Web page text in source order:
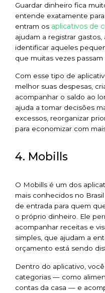
Guardar dinheiro fica
entende exatamente
entram os aplicativos de
ajudam a registrar
identificar aqueles
que muitas vezes
Com esse tipo de
melhor suas despesas,
acompanhar o saldo ao
ajuda a tomar decisões
excessos, reorganizar
para economizar com
4. Mobills
O Mobills é um dos
mais conhecidos no
de entrada para quem
o próprio dinheiro. Ele
acompanhar receitas e
simples, que ajudam a
orçamento está sendo
Dentro do aplicativo,
categorias — como
contas da casa — e